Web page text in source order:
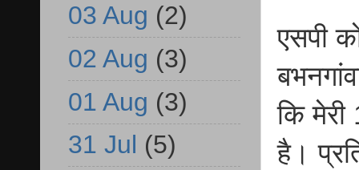
एसपी
कि मेरी
है।
03 Aug (2)
02 Aug (3)
01 Aug (3)
31 Jul (5)